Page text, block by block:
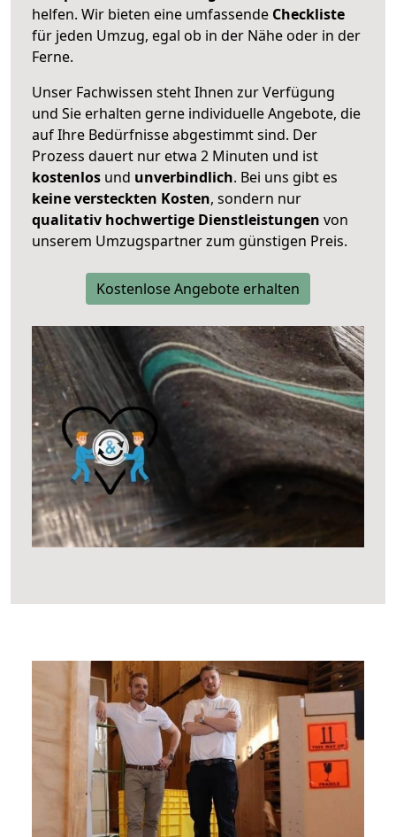
helfen. Wir bieten eine umfassende Checkliste
für jeden Umzug, egal ob in der Nähe oder in der
Ferne.
Unser Fachwissen steht Ihnen zur Verfügung
und Sie erhalten gerne individuelle Angebote, die
auf Ihre Bedürfnisse abgestimmt sind. Der
Prozess dauert nur etwa 2 Minuten und ist
kostenlos und unverbindlich. Bei uns gibt es
keine versteckten Kosten, sondern nur
qualitativ hochwertige Dienstleistungen von
unserem Umzugspartner zum günstigen Preis.
Kostenlose Angebote erhalten